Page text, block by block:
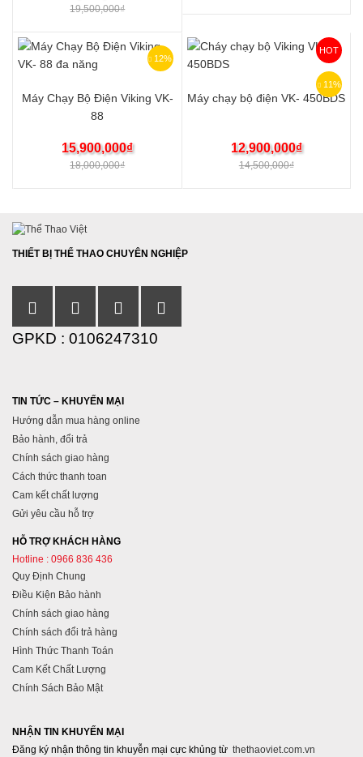
19,500,000₫
12%
Máy Chạy Bộ Điện Viking VK-
88
18,000,000₫
15,900,000₫
HOT
11%
Máy chạy bộ điện VK- 450BDS
14,500,000₫
12,900,000₫
THIẾT BỊ THỂ THAO CHUYÊN NGHIỆP
GPKD : 0106247310
TIN TỨC – KHUYẾN MẠI
Hướng dẫn mua hàng online
Bảo hành, đổi trả
Chính sách giao hàng
Cách thức thanh toan
Cam kết chất lượng
Gửi yêu cầu hỗ trợ
HỖ TRỢ KHÁCH HÀNG
Hotline : 0966 836 436
Quy Định Chung
Điều Kiện Bảo hành
Chính sách giao hàng
Chính sách đổi trả hàng
Hình Thức Thanh Toán
Cam Kết Chất Lượng
Chính Sách Bảo Mật
NHẬN TIN KHUYẾN MẠI
Đăng ký nhận thông tin khuyễn mại cực khủng từ thethaoviet.com.vn